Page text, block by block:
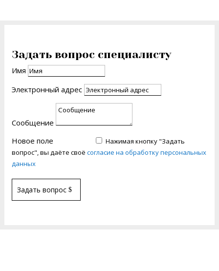
Задать вопрос специалисту
Имя
Электронный адрес
Сообщение
Новое поле
Нажимая кнопку "Задать
вопрос", вы даёте своё согласие на обработку персональных
данных
Задать вопрос